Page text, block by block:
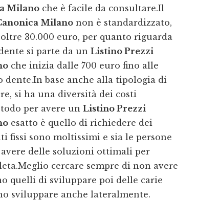
Milano che è facile da consultare.Il
Milano non è standardizzato,
30.000 euro, per quanto riguarda
si parte da un Listino Prezzi
che inizia dalle 700 euro fino alle
dente.In base anche alla tipologia di
si ha una diversità dei costi
per avere un Listino Prezzi
esatto è quello di richiedere dei
fissi sono moltissimi e sia le persone
avere delle soluzioni ottimali per
cercare sempre di non avere
quelli di sviluppare poi delle carie
sviluppare anche lateralmente.